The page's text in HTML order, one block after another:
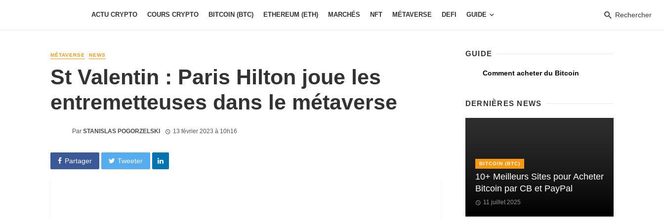
ACTU CRYPTO COURS CRYPTO BITCOIN (BTC) ETHEREUM (ETH) MARCHÉS NFT MÉTAVERSE DEFI GUIDE Rechercher
MÉTAVERSE NEWS
St Valentin : Paris Hilton joue les
entremetteuses dans le métaverse
Par STANISLAS POGORZELSKI 13 février 2023 à 10h16
Partager Tweeter
GUIDE
Comment acheter du Bitcoin
DERNIÈRES NEWS
BITCOIN (BTC)
10+ Meilleurs Sites pour Acheter
Bitcoin par CB et PayPal
11 juillet 2025